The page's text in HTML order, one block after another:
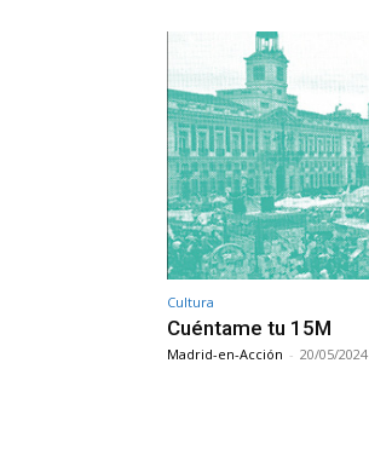
Cultura
Cuéntame tu 15M
Madrid-en-Acción - 20/05/2024